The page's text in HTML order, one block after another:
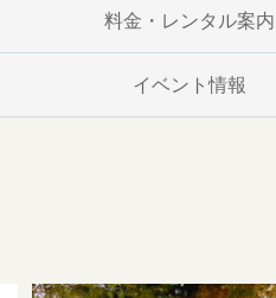
料金・レンタル案内
イベント情報